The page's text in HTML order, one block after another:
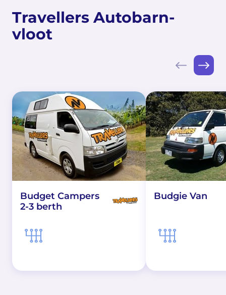
Travellers Autobarn-
vloot
Budget Campers
2-3 berth
Budgie Van